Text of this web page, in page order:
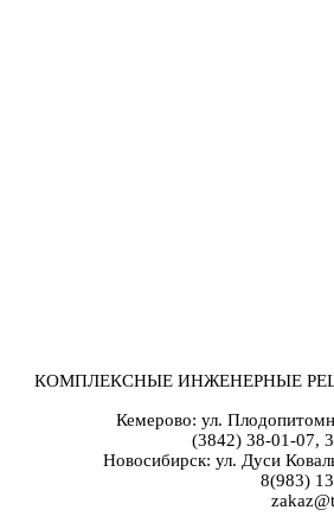
КОМПЛЕКСНЫЕ ИНЖЕНЕРНЫЕ
Кемерово: ул.
(3842) 38-01-07,
Новосибирск: ул. Дуси
8(983)